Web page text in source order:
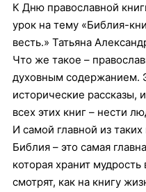
К Дню православной
урок на тему «Библия-
весть.» Татьяна
Что же такое –
духовным содержанием.
исторические рассказы,
всех этих книг – нести
И самой главной из
Библия – это самая
которая хранит
смотрят, как на книгу